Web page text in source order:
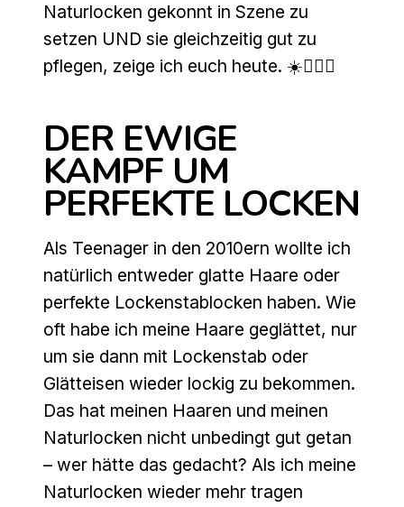
Naturlocken gekonnt in Szene zu
setzen UND sie gleichzeitig gut zu
pflegen, zeige ich euch heute. ☀️💇🏻‍♀️
DER EWIGE
KAMPF UM
PERFEKTE LOCKEN
Als Teenager in den 2010ern wollte ich
natürlich entweder glatte Haare oder
perfekte Lockenstablocken haben. Wie
oft habe ich meine Haare geglättet, nur
um sie dann mit Lockenstab oder
Glätteisen wieder lockig zu bekommen.
Das hat meinen Haaren und meinen
Naturlocken nicht unbedingt gut getan
– wer hätte das gedacht? Als ich meine
Naturlocken wieder mehr tragen